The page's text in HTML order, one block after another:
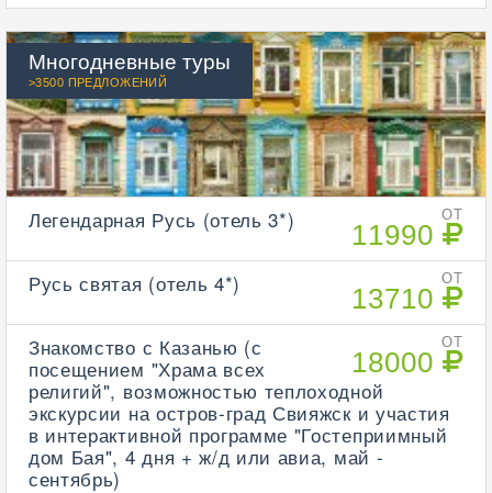
Многодневные туры
>3500 ПРЕДЛОЖЕНИЙ
ОТ
11990
Легендарная Русь (отель 3*)
ОТ
13710
Русь святая (отель 4*)
ОТ
18000
Знакомство с Казанью (с
посещением "Храма всех
религий", возможностью теплоходной
экскурсии на остров-град Свияжск и участия
в интерактивной программе "Гостеприимный
дом Бая", 4 дня + ж/д или авиа, май -
сентябрь)